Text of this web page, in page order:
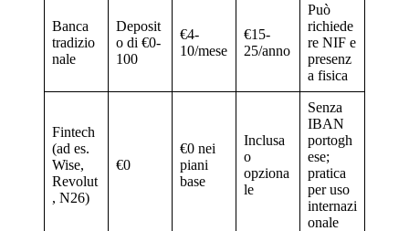
Banca
tradizio
nale
Deposit
o di €0-
100
€4-
10/mese
€15-
25/anno
Può
richiede
re NIF e
presenz
a fisica
Fintech
(ad es.
Wise,
Revolut
, N26)
€0
€0 nei
piani
base
Inclusa
o
opziona
le
Senza
IBAN
portogh
ese;
pratica
per uso
internazi
onale